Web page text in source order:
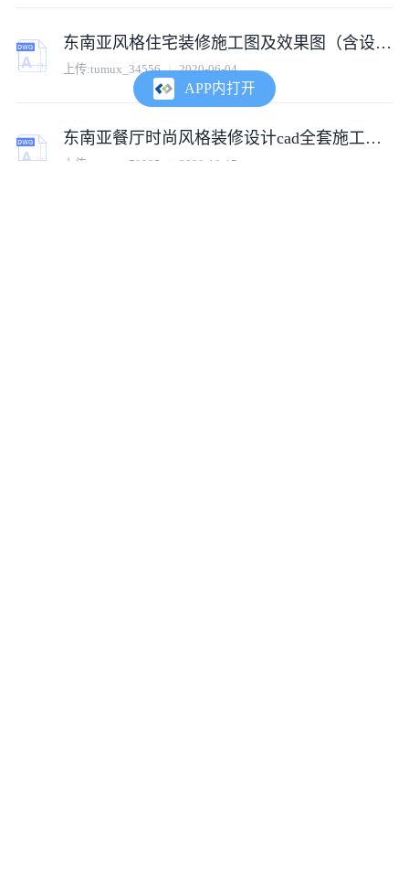
东南亚风格住宅装修施工图及效果图（含设计说明）
上传:tumux_34556 2020-06-04
东南亚餐厅时尚风格装修设计cad全套施工图（含效果图）
上传: tumux_70925 2020-10-17
APP内打开